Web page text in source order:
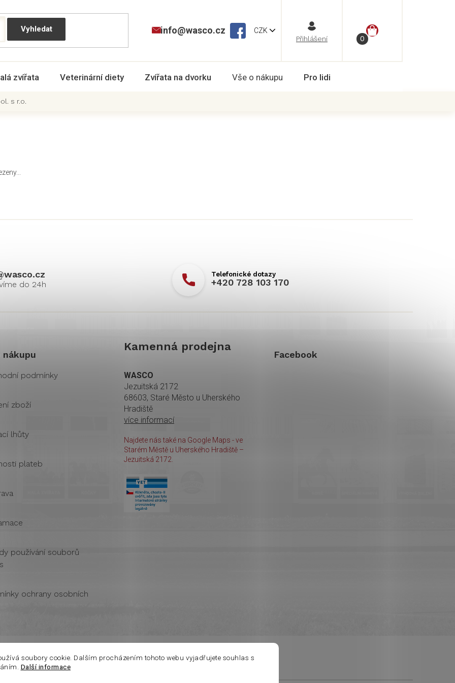
soubory cookie. Dalším procházením tohoto webu vyjadřujete souhlas s
Další informace
CZK
NÁKUPNÍ
info@wasco.cz
zvířata Veterinární diety Zvířata na dvorku Vše o nákupu Pro lidi
s r.o.
wasco.cz
+420 728 103 170
nákupu
podmínky
zboží
lhůty
plateb
používání souborů
ochrany osobních
Kamenná prodejna
WASCO
Jezuitská 2172
68603, Staré Město u Uherského
Hradiště
více informací
Najdete nás také na Google Maps - ve
Starém Městě u Uherského Hradiště –
Jezuitská 2172.
Facebook